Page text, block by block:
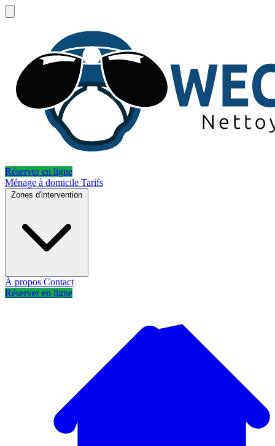
Réserver en ligne
Ménage à domicile Tarifs
Zones d'intervention
À propos Contact
Réserver en ligne